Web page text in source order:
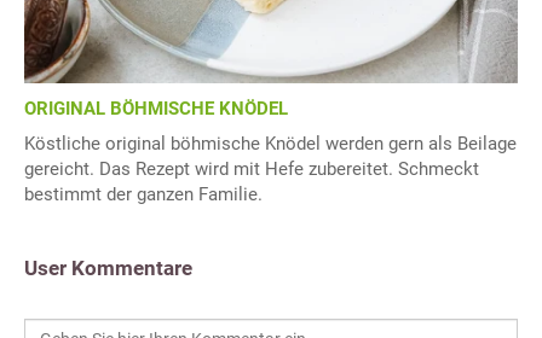
ORIGINAL BÖHMISCHE KNÖDEL
Köstliche original böhmische Knödel werden gern als Beilage
gereicht. Das Rezept wird mit Hefe zubereitet. Schmeckt
bestimmt der ganzen Familie.
User Kommentare